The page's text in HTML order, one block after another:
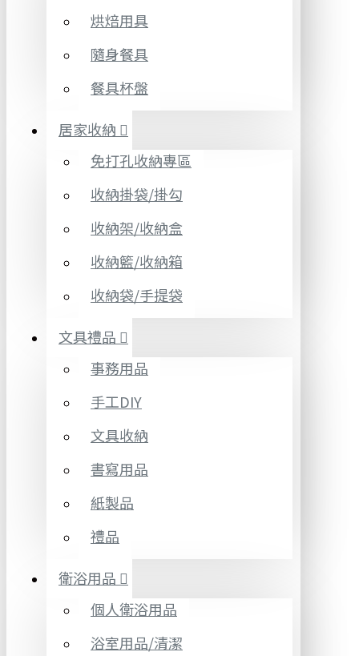
烘焙用具
隨身餐具
餐具杯盤
居家收納
免打孔收納專區
收納掛袋/掛勾
收納架/收納盒
收納籃/收納箱
收納袋/手提袋
文具禮品
事務用品
手工DIY
文具收納
書寫用品
紙製品
禮品
衛浴用品
個人衛浴用品
浴室用品/清潔